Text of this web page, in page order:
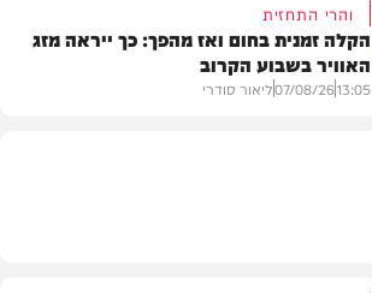
והרי התחזית
הקלה זמנית בחום ואז מהפך: כך ייראה מזג
האוויר בשבוע הקרוב
13:05
07/08/26ליאור סודרי